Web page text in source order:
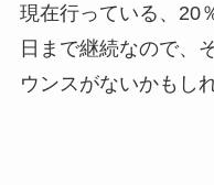
現在行っている、20
日まで継続なので、
ウンスがないかもし